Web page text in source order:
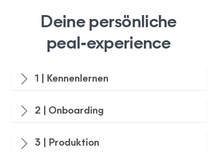
Deine persönliche
peal-experience
1 | Kennenlernen
2 | Onboarding
3 | Produktion